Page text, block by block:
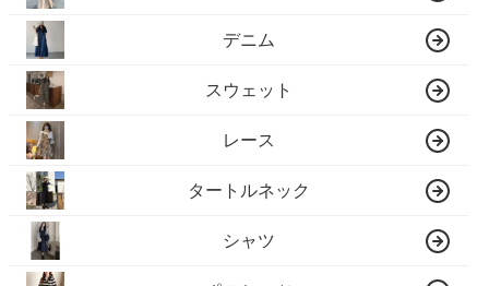
デニム
スウェット
レース
タートルネック
シャツ